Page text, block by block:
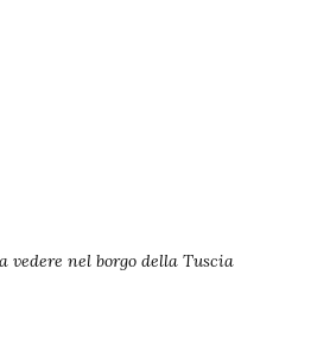
vedere nel borgo della Tuscia